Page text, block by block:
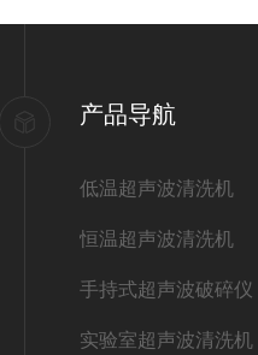
产品导航
低温超声波清洗机
恒温超声波清洗机
手持式超声波破碎仪
实验室超声波清洗机